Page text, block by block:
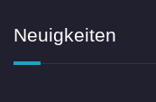
Neuigkeiten